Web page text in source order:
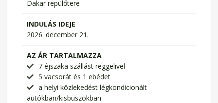
Dakar repülőtere
INDULÁS IDEJE
2026. december 21.
AZ ÁR TARTALMAZZA
7 éjszaka szállást reggelivel
5 vacsorát és 1 ebédet
a helyi közlekedést légkondicionált
autókban/kisbuszokban